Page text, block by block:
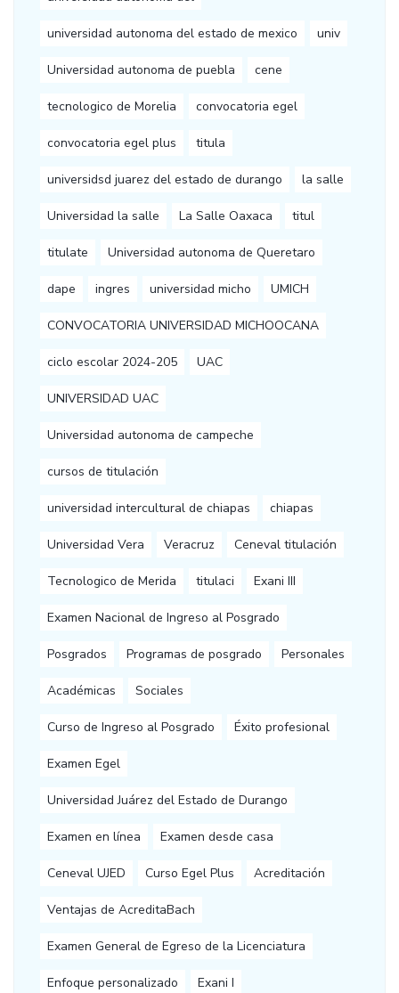
universidad autonoma del estado de mexico univ
Universidad autonoma de puebla cene
tecnologico de Morelia convocatoria egel
convocatoria egel plus titula
universidsd juarez del estado de durango la salle
Universidad la salle La Salle Oaxaca titul
titulate Universidad autonoma de Queretaro
dape ingres universidad micho UMICH
CONVOCATORIA UNIVERSIDAD MICHOOCANA
ciclo escolar 2024-205 UAC
UNIVERSIDAD UAC
Universidad autonoma de campeche
cursos de titulación
universidad intercultural de chiapas chiapas
Universidad Vera Veracruz Ceneval titulación
Tecnologico de Merida titulaci Exani III
Examen Nacional de Ingreso al Posgrado
Posgrados Programas de posgrado Personales
Académicas Sociales
Curso de Ingreso al Posgrado Éxito profesional
Examen Egel
Universidad Juárez del Estado de Durango
Examen en línea Examen desde casa
Ceneval UJED Curso Egel Plus Acreditación
Ventajas de AcreditaBach
Examen General de Egreso de la Licenciatura
Enfoque personalizado Exani I